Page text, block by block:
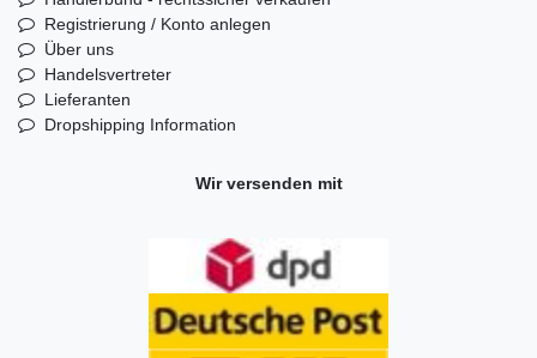
Registrierung / Konto anlegen
Über uns
Handelsvertreter
Lieferanten
Dropshipping Information
Wir versenden mit